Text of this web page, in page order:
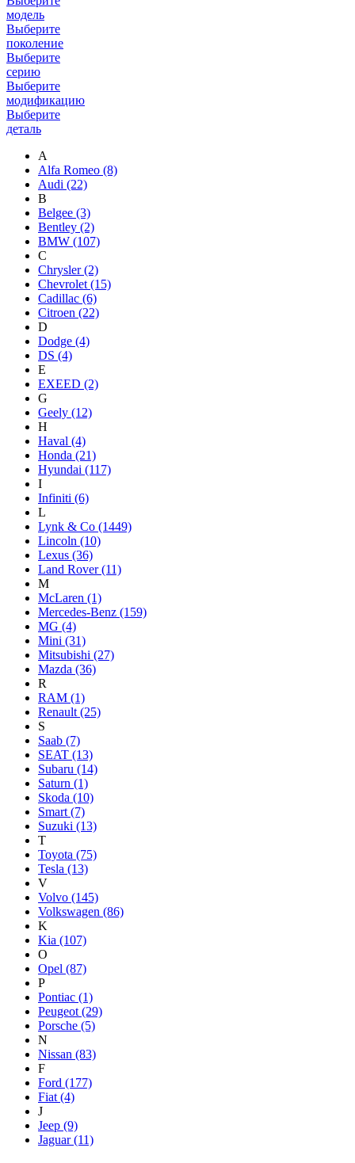
модель
Выберите
поколение
Выберите
серию
Выберите
модификацию
Выберите
деталь
A
Alfa Romeo (8)
Audi (22)
B
Belgee (3)
Bentley (2)
BMW (107)
C
Chrysler(2)
Chevrolet (15)
Cadillac (6)
Citroen (22)
D
Dodge (4)
DS (4)
E
EXEED (2)
G
Geely (12)
H
Haval (4)
Honda (21)
Hyundai (117)
I
Infiniti (6)
L
Lynk & Co (1449)
Lincoln (10)
Lexus (36)
Land Rover(11)
M
McLaren (1)
Mercedes-Benz (159)
MG (4)
Mini (31)
Mitsubishi (27)
Mazda (36)
R
RAM (1)
Renault (25)
S
Saab (7)
SEAT (13)
Subaru (14)
Saturn (1)
Skoda (10)
Smart (7)
Suzuki (13)
T
Toyota (75)
Tesla (13)
V
Volvo (145)
Volkswagen (86)
K
Kia (107)
O
Opel (87)
P
Pontiac (1)
Peugeot (29)
Porsche (5)
N
Nissan (83)
F
Ford (177)
Fiat (4)
J
Jeep (9)
Jaguar(11)